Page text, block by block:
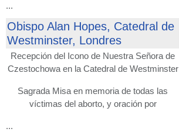
...
Obispo Alan Hopes, Catedral de
Westminster, Londres
Recepción del Icono de Nuestra Señora de
Czestochowa en la Catedral de Westminster
Sagrada Misa en memoria de todas las
víctimas del aborto, y oración por
...